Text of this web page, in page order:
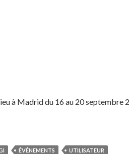
à Madrid du 16 au 20 septembre
ÉVÉNEMENTS UTILISATEUR